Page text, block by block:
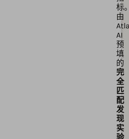
标
由
AI
预
填
的
完
全
匹
配
发
现
实